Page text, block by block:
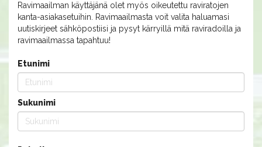
Ravimaailman käyttäjänä olet myös oikeutettu raviratojen
kanta-asiakasetuihin. Ravimaailmasta voit valita haluamasi
uutiskirjeet sähköpostiisi ja pysyt kärryillä mitä raviradoilla ja
ravimaailmassa tapahtuu!
Etunimi
Sukunimi